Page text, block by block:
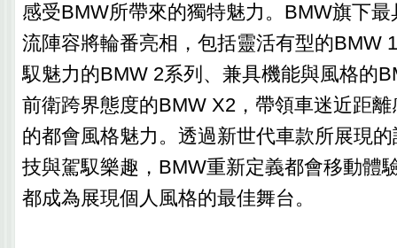
感受BMW所帶來的獨特魅力。BMW旗下
流陣容將輪番亮相，包括靈活有型的BMW
馭魅力的BMW 2系列、兼具機能與風格的
前衛跨界態度的BMW X2，帶領車迷近距
的都會風格魅力。透過新世代車款所展現
技與駕馭樂趣，BMW重新定義都會移動體
都成為展現個人風格的最佳舞台。